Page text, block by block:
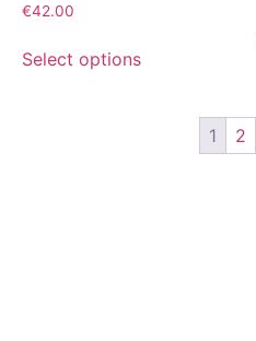
€42.00
Select options
1 2